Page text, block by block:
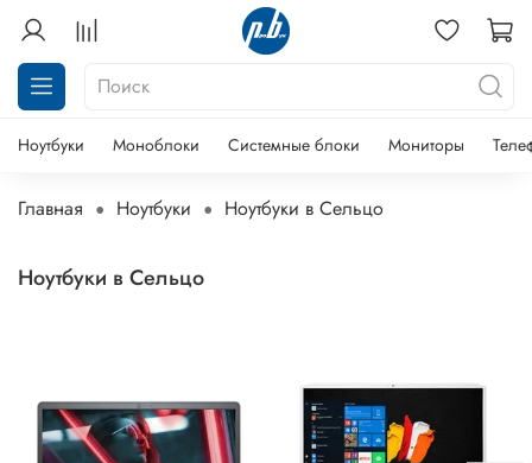
Ноутбуки Моноблоки Системные блоки Мониторы
Главная Ноутбуки Ноутбуки в Сельцо
Ноутбуки в Сельцо